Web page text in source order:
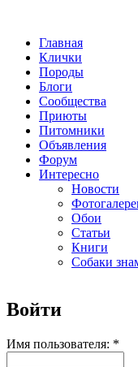
Главная
Клички
Породы
Блоги
Сообщества
Приюты
Питомники
Объявления
Форум
Интересно
Новости
Обои
Статьи
Книги
Собаки
Войти
Имя пользователя: *